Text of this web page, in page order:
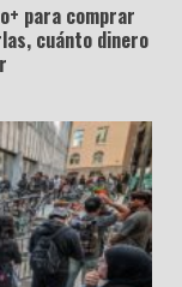
para comprar
cuánto dinero